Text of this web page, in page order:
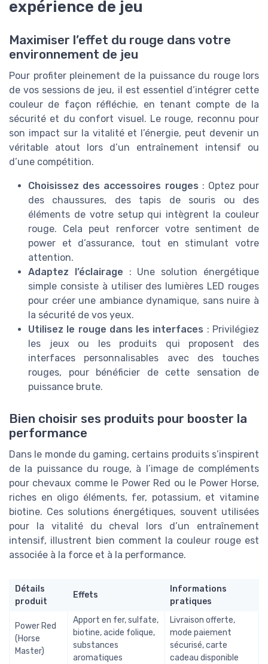
expérience de jeu
Maximiser l’effet du rouge dans votre
environnement de jeu
Pour profiter pleinement de la puissance du rouge lors
de vos sessions de jeu, il est essentiel d’intégrer cette
couleur de façon réfléchie, en tenant compte de la
sécurité et du confort visuel. Le rouge, reconnu pour
son impact sur la vitalité et l’énergie, peut devenir un
véritable atout lors d’un entraînement intensif ou
d’une compétition.
Choisissez des accessoires rouges : Optez pour
des chaussures, des tapis de souris ou des
éléments de votre setup qui intègrent la couleur
rouge. Cela peut renforcer votre sentiment de
power et d’assurance, tout en stimulant votre
attention.
Adaptez l’éclairage : Une solution énergétique
simple consiste à utiliser des lumières LED rouges
pour créer une ambiance dynamique, sans nuire à
la sécurité de vos yeux.
Utilisez le rouge dans les interfaces : Privilégiez
les jeux ou les produits qui proposent des
interfaces personnalisables avec des touches
rouges, pour bénéficier de cette sensation de
puissance brute.
Bien choisir ses produits pour booster la
performance
Dans le monde du gaming, certains produits s’inspirent
de la puissance du rouge, à l’image de compléments
pour chevaux comme le Power Red ou le Power Horse,
riches en oligo éléments, fer, potassium, et vitamine
biotine. Ces solutions énergétiques, souvent utilisées
pour la vitalité du cheval lors d’un entraînement
intensif, illustrent bien comment la couleur rouge est
associée à la force et à la performance.
Détails
produit
Effets
Informations
pratiques
Power Red
(Horse
Master)
Apport en fer, sulfate,
biotine, acide folique,
substances
aromatiques
Livraison offerte,
mode paiement
sécurisé, carte
cadeau disponible